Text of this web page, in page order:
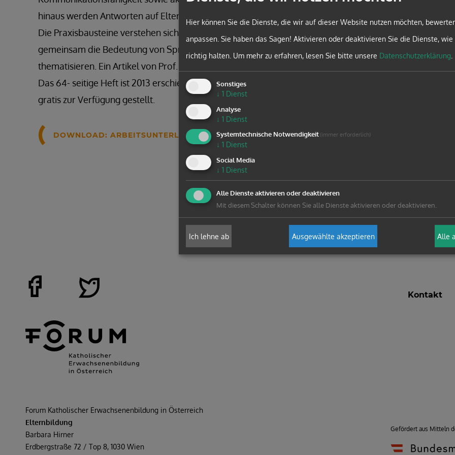
hinaus werden Antworten auf Elternfragen geliefert.
Die Praxisbausteine verstehen sich nicht als vorgefertigte Gruppenstundenelemente, sondern als
gemeinsam die Bedeutung von Sprechen, Lesen, Vorlesen und Erzählen in Theorie und im gelebten
thematisieren. Ein Artikel von Prof. Dr. Gerald Hüther zu neurobiologischen Grundlagen rundet die
Das 64- seitige Heft ist 2013 erschienen und wird jeder Eltern- Kind- Gruppe im Rahmen der
gratis zur Verfügung gestellt.
DOWNLOAD: ARBEITSUNTERLAGE PLAUDERTASCHE UND LESETIGER
Kontakt
Forum Katholischer Erwachsenenbildung in Österreich
Elternbildung
Barbara Hirner
Erdbergstraße 72 / Top 8, 1030 Wien
Gefördert aus Mitteln
Hier können Sie die Dienste, die wir auf dieser Website nutzen möchten,
anpassen. Sie haben das Sagen! Aktivieren oder deaktivieren Sie die Dienste, wie
richtig halten. Um mehr zu erfahren, lesen Sie bitte unsere Datenschutzerklärung
Sonstiges
↓ 1 Dienst
Analyse
↓ 1 Dienst
Systemtechnische Notwendigkeit (immer erforderlich)
↓ 1 Dienst
Social Media
↓ 1 Dienst
Alle Dienste aktivieren oder deaktivieren
Mit diesem Schalter können Sie alle Dienste aktivieren oder deaktivieren.
Ich lehne ab Ausgewählte akzeptieren Alle